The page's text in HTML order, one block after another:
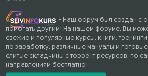
- Наш форум был создан с
помогать другим! На нашем форуме, Вы
свежие и популярные курсы, книги,
по заработку, различные мануалы и
слитые складчины с торрент ресурсов, по
направлениям бесплатно!